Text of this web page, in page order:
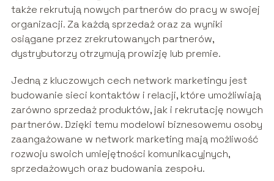
także rekrutują nowych partnerów do pracy w swojej
organizacji. Za każdą sprzedaż oraz za wyniki
osiągane przez zrekrutowanych partnerów,
dystrybutorzy otrzymują prowizję lub premie.
Jedną z kluczowych cech network marketingu jest
budowanie sieci kontaktów i relacji, które umożliwiają
zarówno sprzedaż produktów, jak i rekrutację nowych
partnerów. Dzięki temu modelowi biznesowemu osoby
zaangażowane w network marketing mają możliwość
rozwoju swoich umiejętności komunikacyjnych,
sprzedażowych oraz budowania zespołu.